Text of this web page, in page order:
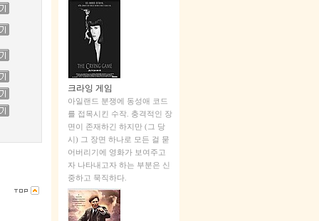
크라잉 게임
아일랜드 분쟁에 동성애 코드
를 접목시킨 수작. 충격적인 장
면이 존재하긴 하지만 (그 당
시) 그 장면 하나로 모든 걸 묻
어버리기에 영화가 보여주고
자 나타내고자 하는 부분은 신
중하고 묵직하다.